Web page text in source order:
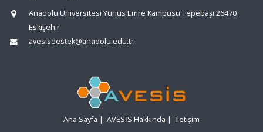
Anadolu Üniversitesi Yunus Emre Kampüsü Tepebaşı 26470
Eskişehir
avesisdestek@anadolu.edu.tr
Ana Sayfa | AVESİS Hakkında | İletişim